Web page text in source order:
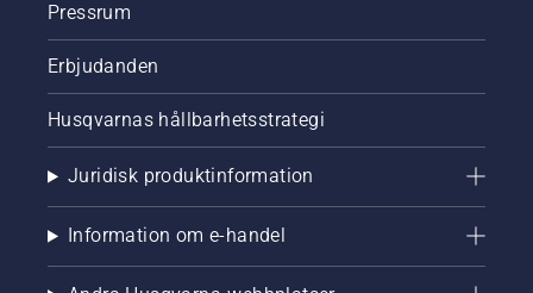
Pressrum
Erbjudanden
Husqvarnas hållbarhetsstrategi
Juridisk produktinformation
Information om e-handel